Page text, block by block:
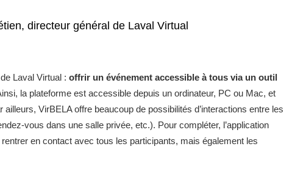
directeur général de Laval Virtual
Laval Virtual : offrir un événement accessible à tous via un outil
la plateforme est accessible depuis un ordinateur, PC ou Mac, et
ailleurs, VirBELA offre beaucoup de possibilités d’interactions entre les
vous dans une salle privée, etc.). Pour compléter, l’application
en contact avec tous les participants, mais également les